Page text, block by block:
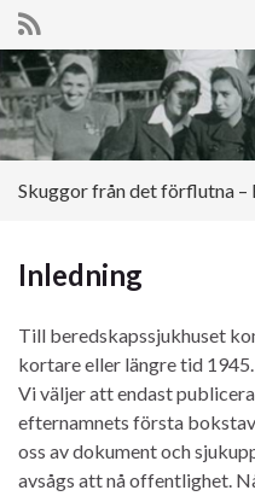
Search for:
Skuggor från det förflutna –
Inledning
Till beredskapssjukhuset
kortare eller längre tid 1945.
Vi väljer att endast
efternamnets första
oss av dokument och
avsågs att nå offentlighet.